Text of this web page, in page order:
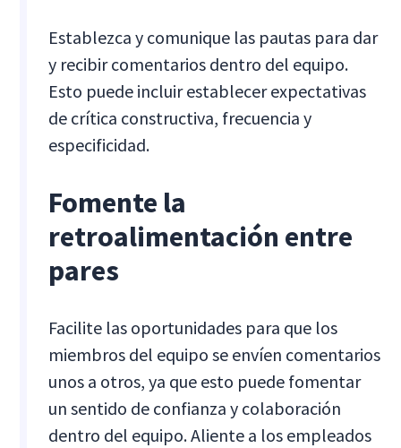
Establezca y comunique las pautas para dar
y recibir comentarios dentro del equipo.
Esto puede incluir establecer expectativas
de crítica constructiva, frecuencia y
especificidad.
Fomente la
retroalimentación entre
pares
Facilite las oportunidades para que los
miembros del equipo se envíen comentarios
unos a otros, ya que esto puede fomentar
un sentido de confianza y colaboración
dentro del equipo. Aliente a los empleados